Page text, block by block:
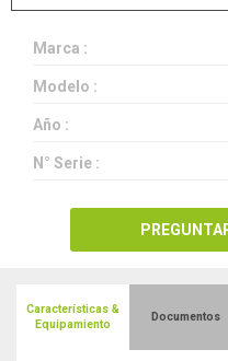
Marca :
Modelo :
Año :
N° Serie :
Características &
Equipamiento
Documentos